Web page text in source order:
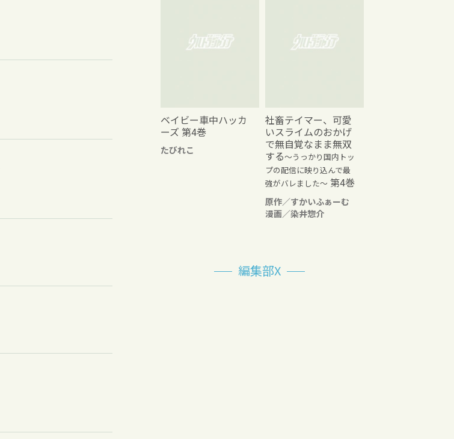
ベイビー車中ハッカ
ーズ 第4巻
たびれこ
社畜テイマー、可愛
いスライムのおかげ
で無自覚なまま無双
する～うっかり国内トッ
プの配信に映り込んで最
強がバレました～ 第4巻
原作／すかいふぁーむ
漫画／染井惣介
編集部X